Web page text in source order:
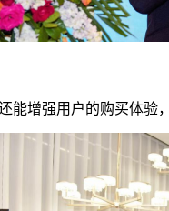
强用户的购买体验